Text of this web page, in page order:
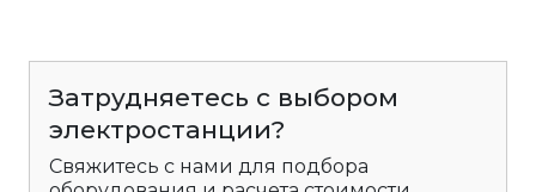
Затрудняетесь с выбором
электростанции?
Свяжитесь с нами для подбора